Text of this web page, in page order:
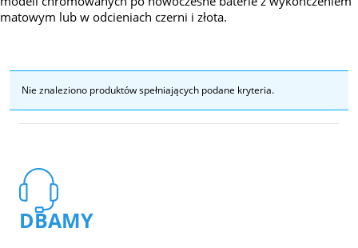
matowym lub w odcieniach czerni i złota.
Nie znaleziono produktów spełniających podane kryteria.
DBAMY